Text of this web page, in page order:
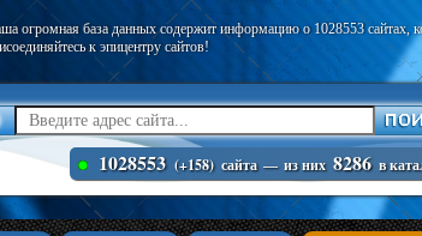
огромная база данных содержит информацию о 1028553 сайтах,
к эпицентру сайтов!
1028553 (+158) сайта — из них 8286 в